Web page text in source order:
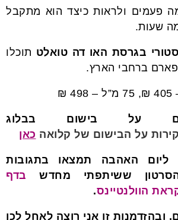
פעמים ולראות כיצד הוא מתקבל
שעות.
בגרסת האו דה טואלט תוכלו
ברחבי הארץ.
על בישום בבלוג
על הבישום של קלואה כאן
ליום האהבה תמצאו בתגובות
ששיתפתי מחדש בדף
הוולנטיינס.
ובהזדמנות זו אני רוצה לאחל לכן